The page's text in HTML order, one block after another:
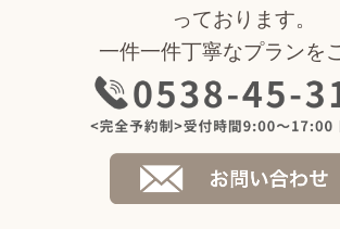
っております。
一件一件丁寧なプランを